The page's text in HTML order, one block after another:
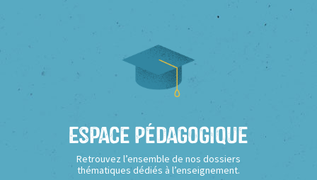
Espace Pédagogique
Retrouvez l’ensemble de nos dossiers
thématiques dédiés à l’enseignement.